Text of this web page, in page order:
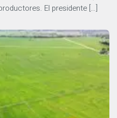
El presidente […]